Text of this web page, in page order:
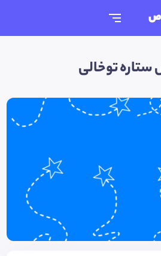
توخالی